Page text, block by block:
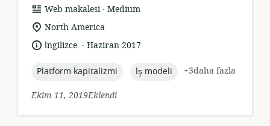
Kaynak
formatı:
Web makalesi .
yayıncı:
Medium
Uygunluk
konumu:
North America
Dil: İngilizce .
YayınHaziran 2017
topic:
Platform kapitalizmi topic:
İş modeli
+3daha fazla
Ekim 11, 2019Eklendi